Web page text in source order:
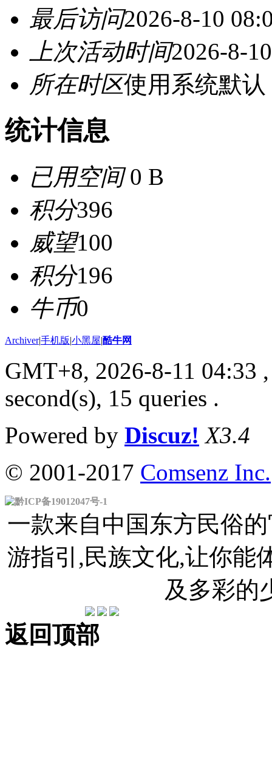
最后访问2026-8-10
上次活动时间2026-8-
所在时区使用系统默认
统计信息
已用空间0 B
积分396
威望100
积分196
牛币0
Archiver|手机版|小黑屋|酷牛网
GMT+8, 2026-8-11 04:33
second(s), 15 queries .
Powered by Discuz! X3.4
© 2001-2017 Comsenz Inc.
黔ICP备19012047号-1
一款来自中国东方民俗
游指引,民族文化,让你能
及多彩的
返回顶部